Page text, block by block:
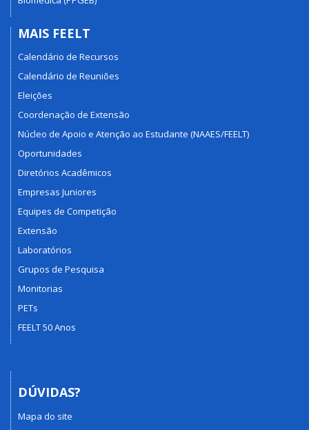
MAIS FEELT
Calendário de Recursos
Calendário de Reuniões
Eleições
Coordenação de Extensão
Núcleo de Apoio e Atenção ao Estudante (NAAES/FEELT)
Oportunidades
Diretórios Acadêmicos
Empresas Juniores
Equipes de Competição
Extensão
Laboratórios
Grupos de Pesquisa
Monitorias
PETs
FEELT 50 Anos
DÚVIDAS?
Mapa do site